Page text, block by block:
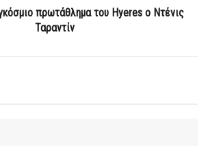
πρωτάθλημα του Hyeres ο Ντένις
Ταραντίν